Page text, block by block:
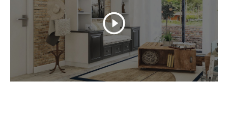
Découvrez nos biens en vente
Parcourez notre sélection de biens à vendreà Vic-
la-Gardiole et dans ses environs. À chaque étape de
votre achat, nous vous conseillons sur le marché